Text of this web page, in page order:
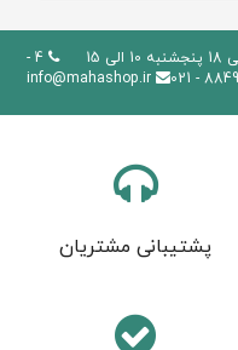
4 -
info@mahashop.ir
پشتیبانی مشتریان